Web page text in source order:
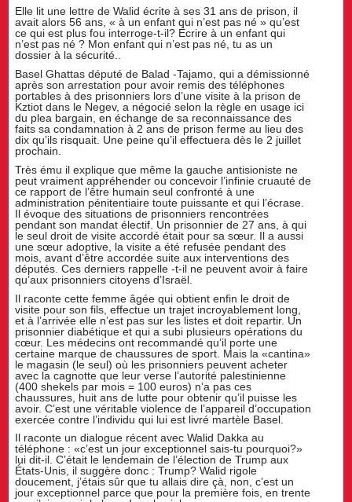
Elle lit une lettre de Walid écrite à ses 31 ans de prison, il
avait alors 56 ans, « à un enfant qui n’est pas né » qu’est
ce qui est plus fou interroge-t-il? Écrire à un enfant qui
n’est pas né ? Mon enfant qui n’est pas né, tu as un
dossier à la sécurité..
Basel Ghattas député de Balad -Tajamo, qui a démissionné
après son arrestation pour avoir remis des téléphones
portables à des prisonniers lors d’une visite à la prison de
Kztiot dans le Negev, a négocié selon la règle en usage ici
du plea bargain, en échange de sa reconnaissance des
faits sa condamnation à 2 ans de prison ferme au lieu des
dix qu’ils risquait. Une peine qu’il effectuera dès le 2 juillet
prochain.
Très ému il explique que même la gauche antisioniste ne
peut vraiment appréhender ou concevoir l’infinie cruauté de
ce rapport de l’être humain seul confronté à une
administration pénitentiaire toute puissante et qui l’écrase.
Il évoque des situations de prisonniers rencontrées
pendant son mandat électif. Un prisonnier de 27 ans, à qui
le seul droit de visite accordé était pour sa sœur. Il a aussi
une sœur adoptive, la visite a été refusée pendant des
mois, avant d’être accordée suite aux interventions des
députés. Ces derniers rappelle -t-il ne peuvent avoir à faire
qu’aux prisonniers citoyens d’Israël.
Il raconte cette femme âgée qui obtient enfin le droit de
visite pour son fils, effectue un trajet incroyablement long,
et à l’arrivée elle n’est pas sur les listes et doit repartir. Un
prisonnier diabétique et qui a subi plusieurs opérations du
cœur. Les médecins ont recommandé qu’il porte une
certaine marque de chaussures de sport. Mais la «cantina»
le magasin (le seul) où les prisonniers peuvent acheter
avec la cagnotte que leur verse l’autorité palestinienne
(400 shekels par mois = 100 euros) n’a pas ces
chaussures, huit ans de lutte pour obtenir qu’il puisse les
avoir. C’est une véritable violence de l’appareil d’occupation
exercée contre l’individu qui lui est livré martèle Basel.
Il raconte un dialogue récent avec Walid Dakka au
téléphone : «c’est un jour exceptionnel sais-tu pourquoi?»
lui dit-il. C’était le lendemain de l’élection de Trump aux
États-Unis, il suggère donc : Trump? Walid rigole
doucement, j’étais sûr que tu allais dire çà, non, c’est un
jour exceptionnel parce que pour la première fois, en trente